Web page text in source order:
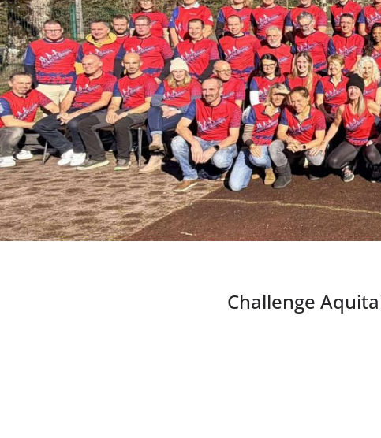
Challenge